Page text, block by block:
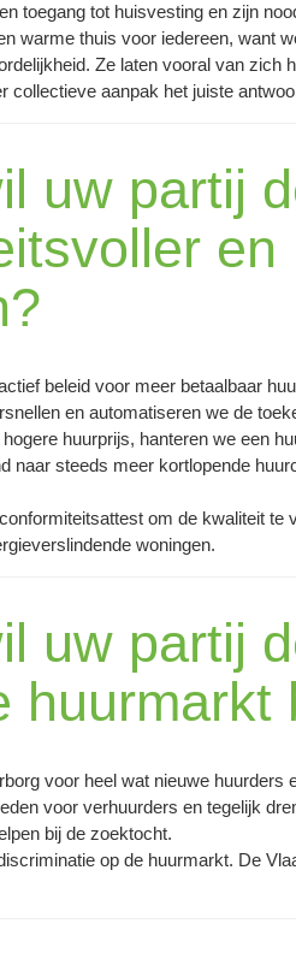
toegang tot huisvesting en zijn
warme thuis voor iedereen, want
Ze laten vooral van zich
collectieve aanpak het juiste
uw partij
beleid voor meer betaalbaar
en automatiseren we de
huurprijs, hanteren we een
naar steeds meer kortlopende
om de kwaliteit
woningen.
uw partij
huurmarkt
voor heel wat nieuwe huurders
voor verhuurders en tegelijk
bij de zoektocht.
op de huurmarkt. De